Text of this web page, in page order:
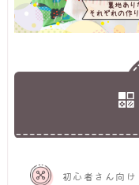
初心者さん向け